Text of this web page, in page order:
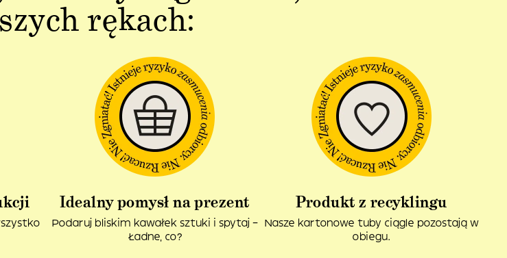
rękach:
Idealny pomysł na prezent
Podaruj bliskim kawałek sztuki i spytaj –
Ładne, co?
Produkt z recyklingu
Nasze kartonowe tuby ciągle pozostają w
obiegu.